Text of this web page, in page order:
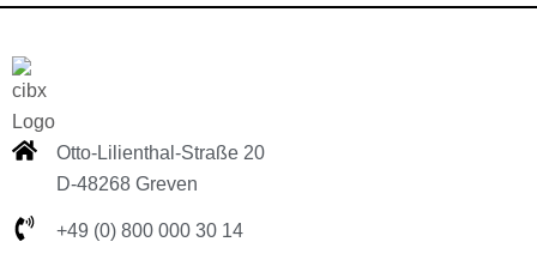
Otto-Lilienthal-Straße 20
D-48268 Greven
+49 (0) 800 000 30 14